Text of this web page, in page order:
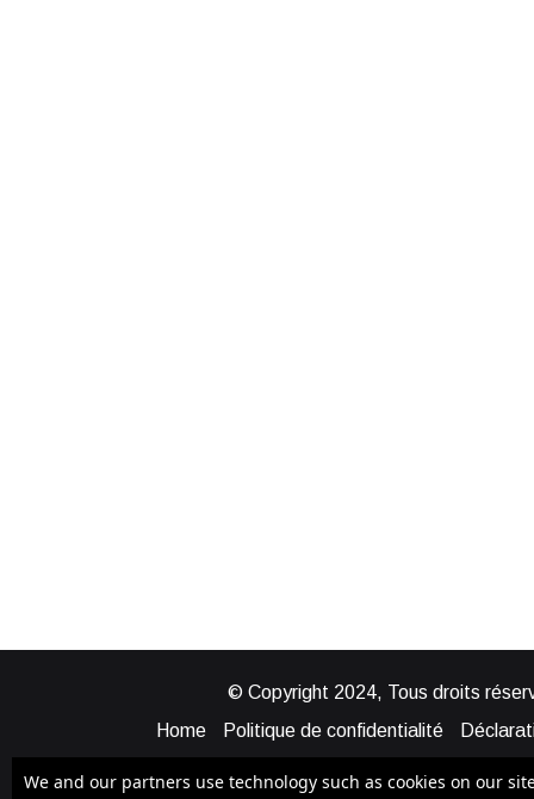
© Copyright 2024, Tous droits
Home
Politique de confidentialité
We and our partners use technology such as cookies on our